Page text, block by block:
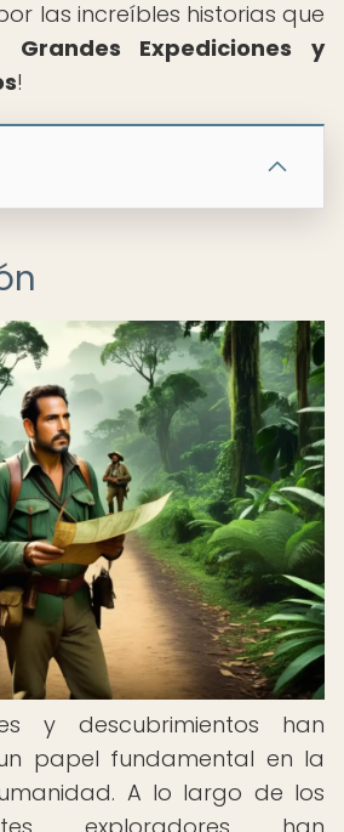
las increíbles historias que
Grandes Expediciones y
!
y descubrimientos han
papel fundamental en la
A lo largo de los